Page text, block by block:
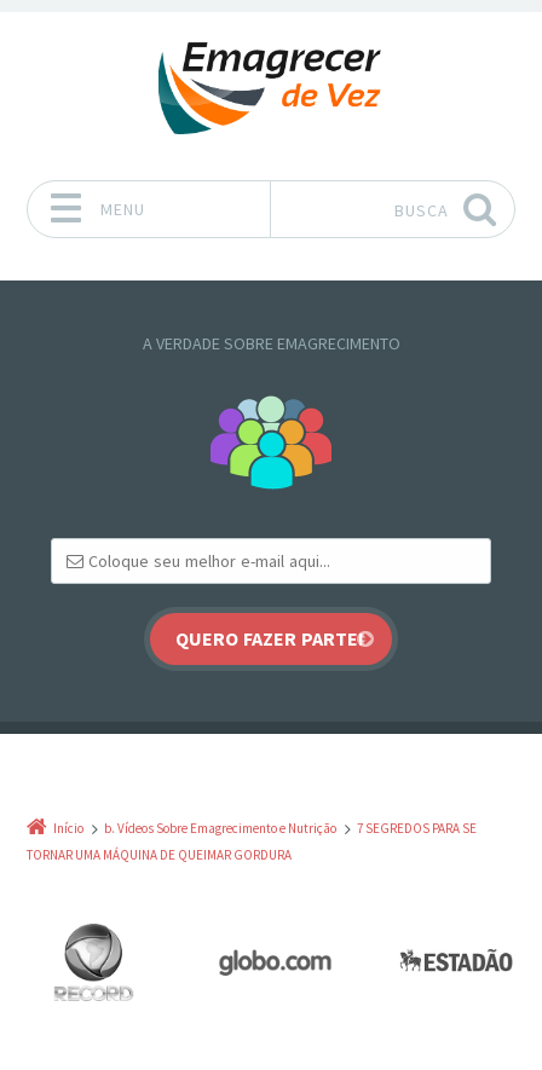
MENU BUSCA
A VERDADE SOBRE EMAGRECIMENTO
Início b. Vídeos Sobre Emagrecimento e Nutrição
7 SEGREDOS PARA SE
TORNAR UMA MÁQUINA DE QUEIMAR GORDURA